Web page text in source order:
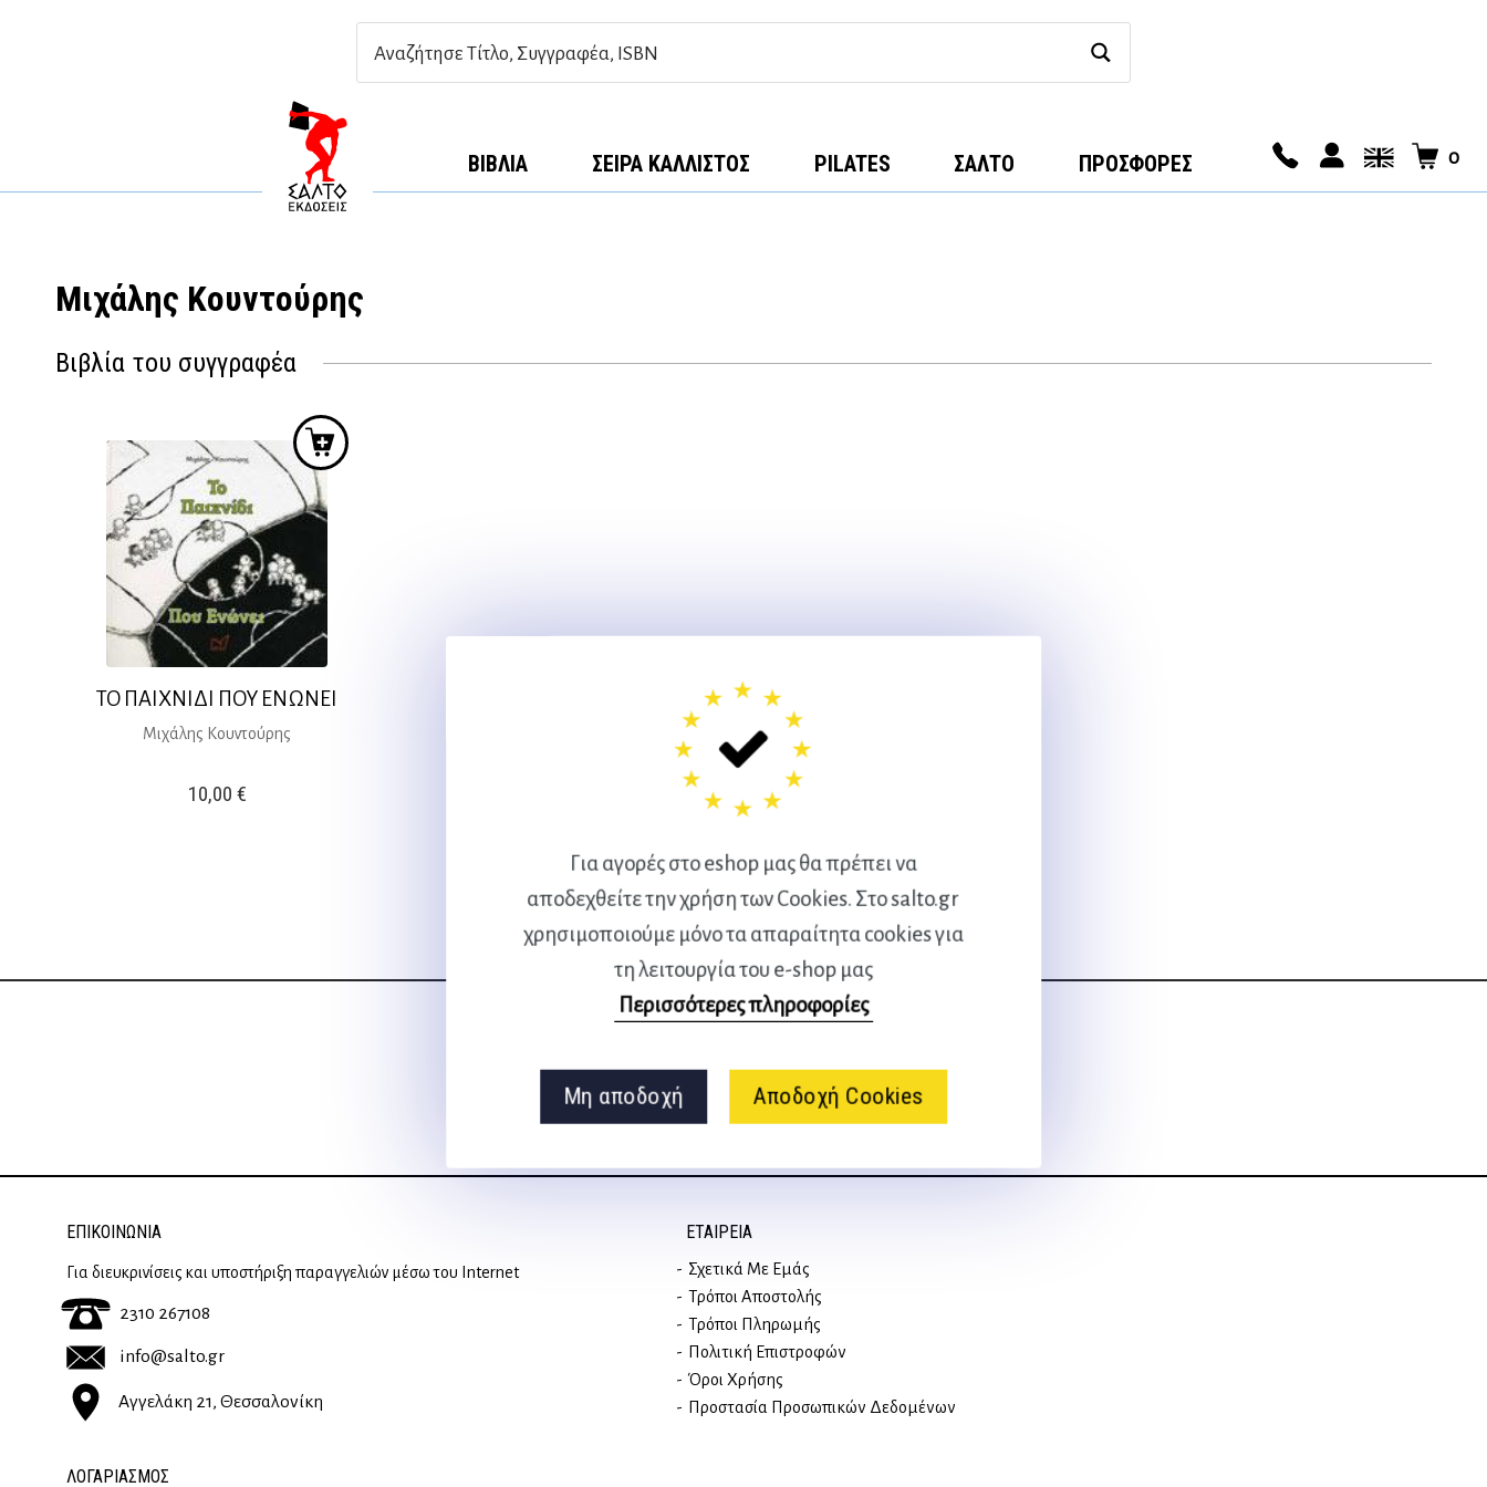
Για αγορές στο eshop μας θα πρέπει να
αποδεχθείτε την χρήση των Cookies. Στο salto.gr
χρησιμοποιούμε μόνο τα απαραίτητα cookies για
τη λειτουργία του e-shop μας
Περισσότερες πληροφορίες
Μη αποδοχή Αποδοχή Cookies
ΒΙΒΛΊΑ ΣΕΙΡΆ ΚΆΛΛΙΣΤΟΣ PILATES ΣΑΛΤΟ ΠΡΟΣΦΟΡΕΣ 0
Μιχάλης Κουντούρης
Βιβλία του συγγραφέα
ΤΟ ΠΑΙΧΝΙΔΙ ΠΟΥ ΕΝΩΝΕΙ
Μιχάλης Κουντούρης
10,00 €
Ακολουθήστε μας
στα social media
ΕΠΙΚΟΙΝΩΝΊΑ
Για διευκρινίσεις και υποστήριξη παραγγελιών μέσω του Internet
2310 267108
info@salto.gr
Αγγελάκη 21, Θεσσαλονίκη
ΕΤΑΙΡΕΊΑ
Σχετικά Με Εμάς
Τρόποι Αποστολής
Τρόποι Πληρωμής
Πολιτική Επιστροφών
Όροι Χρήσης
Προστασία Προσωπικών Δεδομένων
ΛΟΓΑΡΙΑΣΜΟΣ